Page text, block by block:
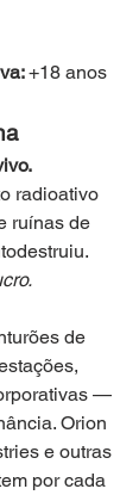
+18 anos
radioativo
ruínas de
de
—
Orion
e outras
por cada